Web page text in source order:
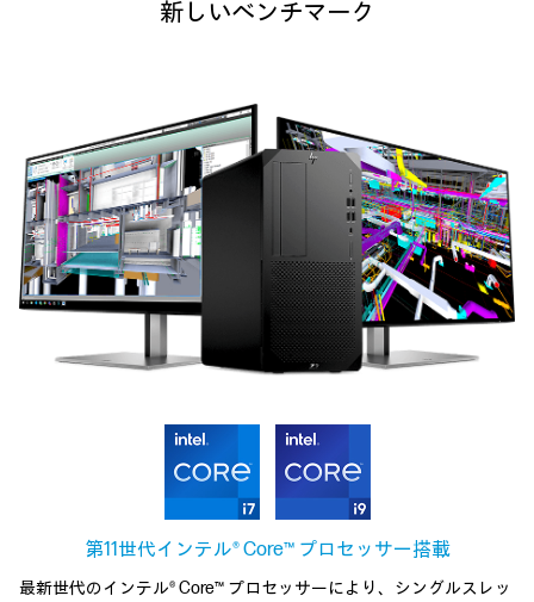
新しいベンチマーク
第11世代インテル® Core™ プロセッサー搭載
最新世代のインテル® Core™ プロセッサーにより、シングルスレッ